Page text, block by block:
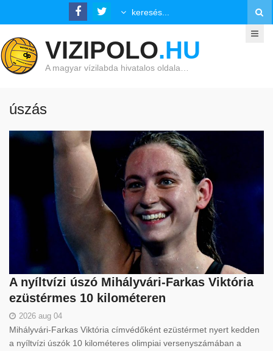
VIZIPOLO.HU
A magyar vízilabda hivatalos oldala…
úszás
A nyíltvízi úszó Mihályvári-Farkas Viktória
ezüstérmes 10 kilométeren
2026 aug 04
Mihályvári-Farkas Viktória címvédőként ezüstérmet nyert kedden
a nyíltvízi úszók 10 kilométeres olimpiai versenyszámában a